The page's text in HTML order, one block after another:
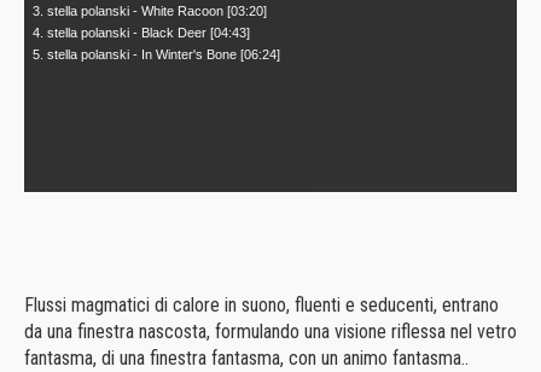
3. stella polanski - White Racoon [03:20]
4. stella polanski - Black Deer [04:43]
5. stella polanski - In Winter's Bone [06:24]
Flussi magmatici di calore in suono, fluenti e seducenti, entrano
da una finestra nascosta, formulando una visione riflessa nel vetro
fantasma, di una finestra fantasma, con un animo fantasma..